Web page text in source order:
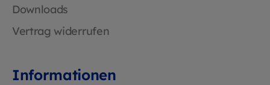
Downloads
Vertrag widerrufen
Informationen